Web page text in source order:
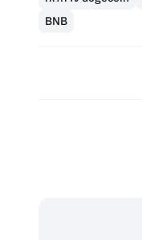
BNB